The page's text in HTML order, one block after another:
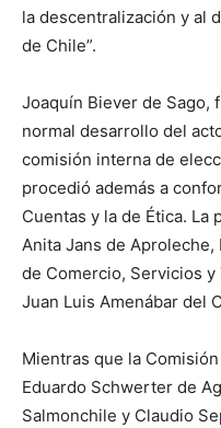
la descentralización y al
de Chile”.
Joaquín Biever de Sago,
normal desarrollo del
comisión interna de
procedió además a
Cuentas y la de Ética.
Anita Jans de
de Comercio, Servicios
Juan Luis Amenábar del
Mientras que la
Eduardo Schwerter de
Salmonchile y Claudio